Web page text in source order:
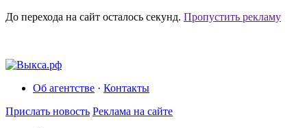
До перехода на сайт осталось секунд. Пропустить рекламу
Об агентстве · Контакты
Прислать новость Реклама на сайте